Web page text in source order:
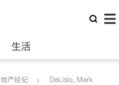
生活
律师
地产经纪
DeLisio, Mark